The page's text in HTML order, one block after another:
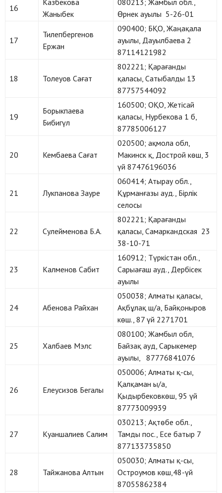
16
Казбекова
Жаныбек
080213; Жамбыл обл.,
Өрнек ауылы 5-26-01
17
Тилепбергенов
Ержан
090400; БҚО, Жаңақала
ауылы, Дауылбаева 2
87114121982
18 Толеуов Сағат
802221; Қарағанды
қаласы, Сатыбалды 13
87757544092
19
Борыкпаева
Бибигүл
160500; ОҚО, Жетісай
қаласы, Нурбекова 1 б,
87785006127
20 Кембаева Сағат
020500; ақмола обл,
Макинск қ, Дострой көш, 3
үй 87476196036
21 Лукпанова Зауре
060414; Атырау обл.,
Құрманғазы ауд., Бірлік
селосы
22 Сулейменова Б.А.
802221; Қарағанды
қаласы, Самаркандская 23
38-10-71
23 Калменов Сабит
160912; Түркістан обл.,
Сарыағаш ауд., Дербісек
ауылы
24 Абенова Райхан
050038; Алматы қаласы,
Ақбұлақ ш/а, Байқоныров
көш., 87 үй 2271701
25 Халбаев Мэлс
080100; Жамбыл обл,
Байзақ ауд, Сарыкемер
ауылы, 87776841076
26 Елеусизов Бегалы
050006; Алматы қ-сы,
Қалқаман ы/а,
Қыдырбековкөш, 95 үй
87773009939
27 Куаншалиев Салим
030213; Ақтөбе обл.,
Тамды пос., Есе батыр 7
877133735850
28 Тайжанова Алтын
050030; Алматы қ-сы,
Остроумов көш,48-үй
87055862384